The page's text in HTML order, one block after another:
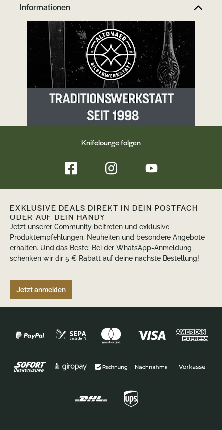
Bestellungen auf ein Stück pro
Person. Technische Daten: Größe:
ca. 7,1 cm x 3,3 cm Stärke: ca. 12 mm
Gewicht: 92 Gramm Material: Messing
Informationen
Knifelounge folgen
EXKLUSIVE DEALS DIREKT IN DEIN POSTFACH
ODER AUF DEIN HANDY
Jetzt unserer Community beitreten und exklusive
Produktempfehlungen, Neuheiten und besondere Angebote
erhalten. Und das Beste: Bei der WhatsApp-Anmeldung
schenken wir dir 5 € Rabatt auf deine nächste Bestellung!
Jetzt anmelden